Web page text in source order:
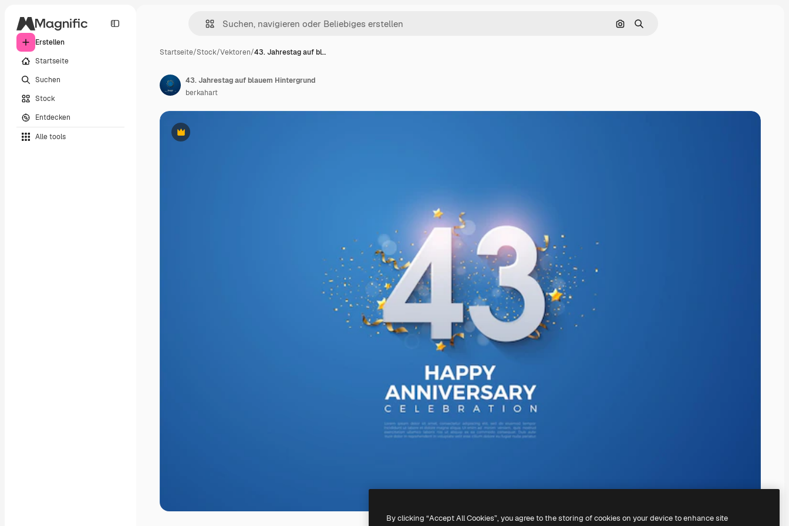
Erstellen
Startseite
Suchen
Stock
Entdecken
Alle tools
Nach Bild suchen
Suchen
Startseite/Stock/Vektoren/43. Jahrestag auf bl…
Premium
43. Jahrestag auf blauem Hintergrund
berkahart
By clicking “Accept All Cookies”, you agree to the storing of cookies on your device to enhance site